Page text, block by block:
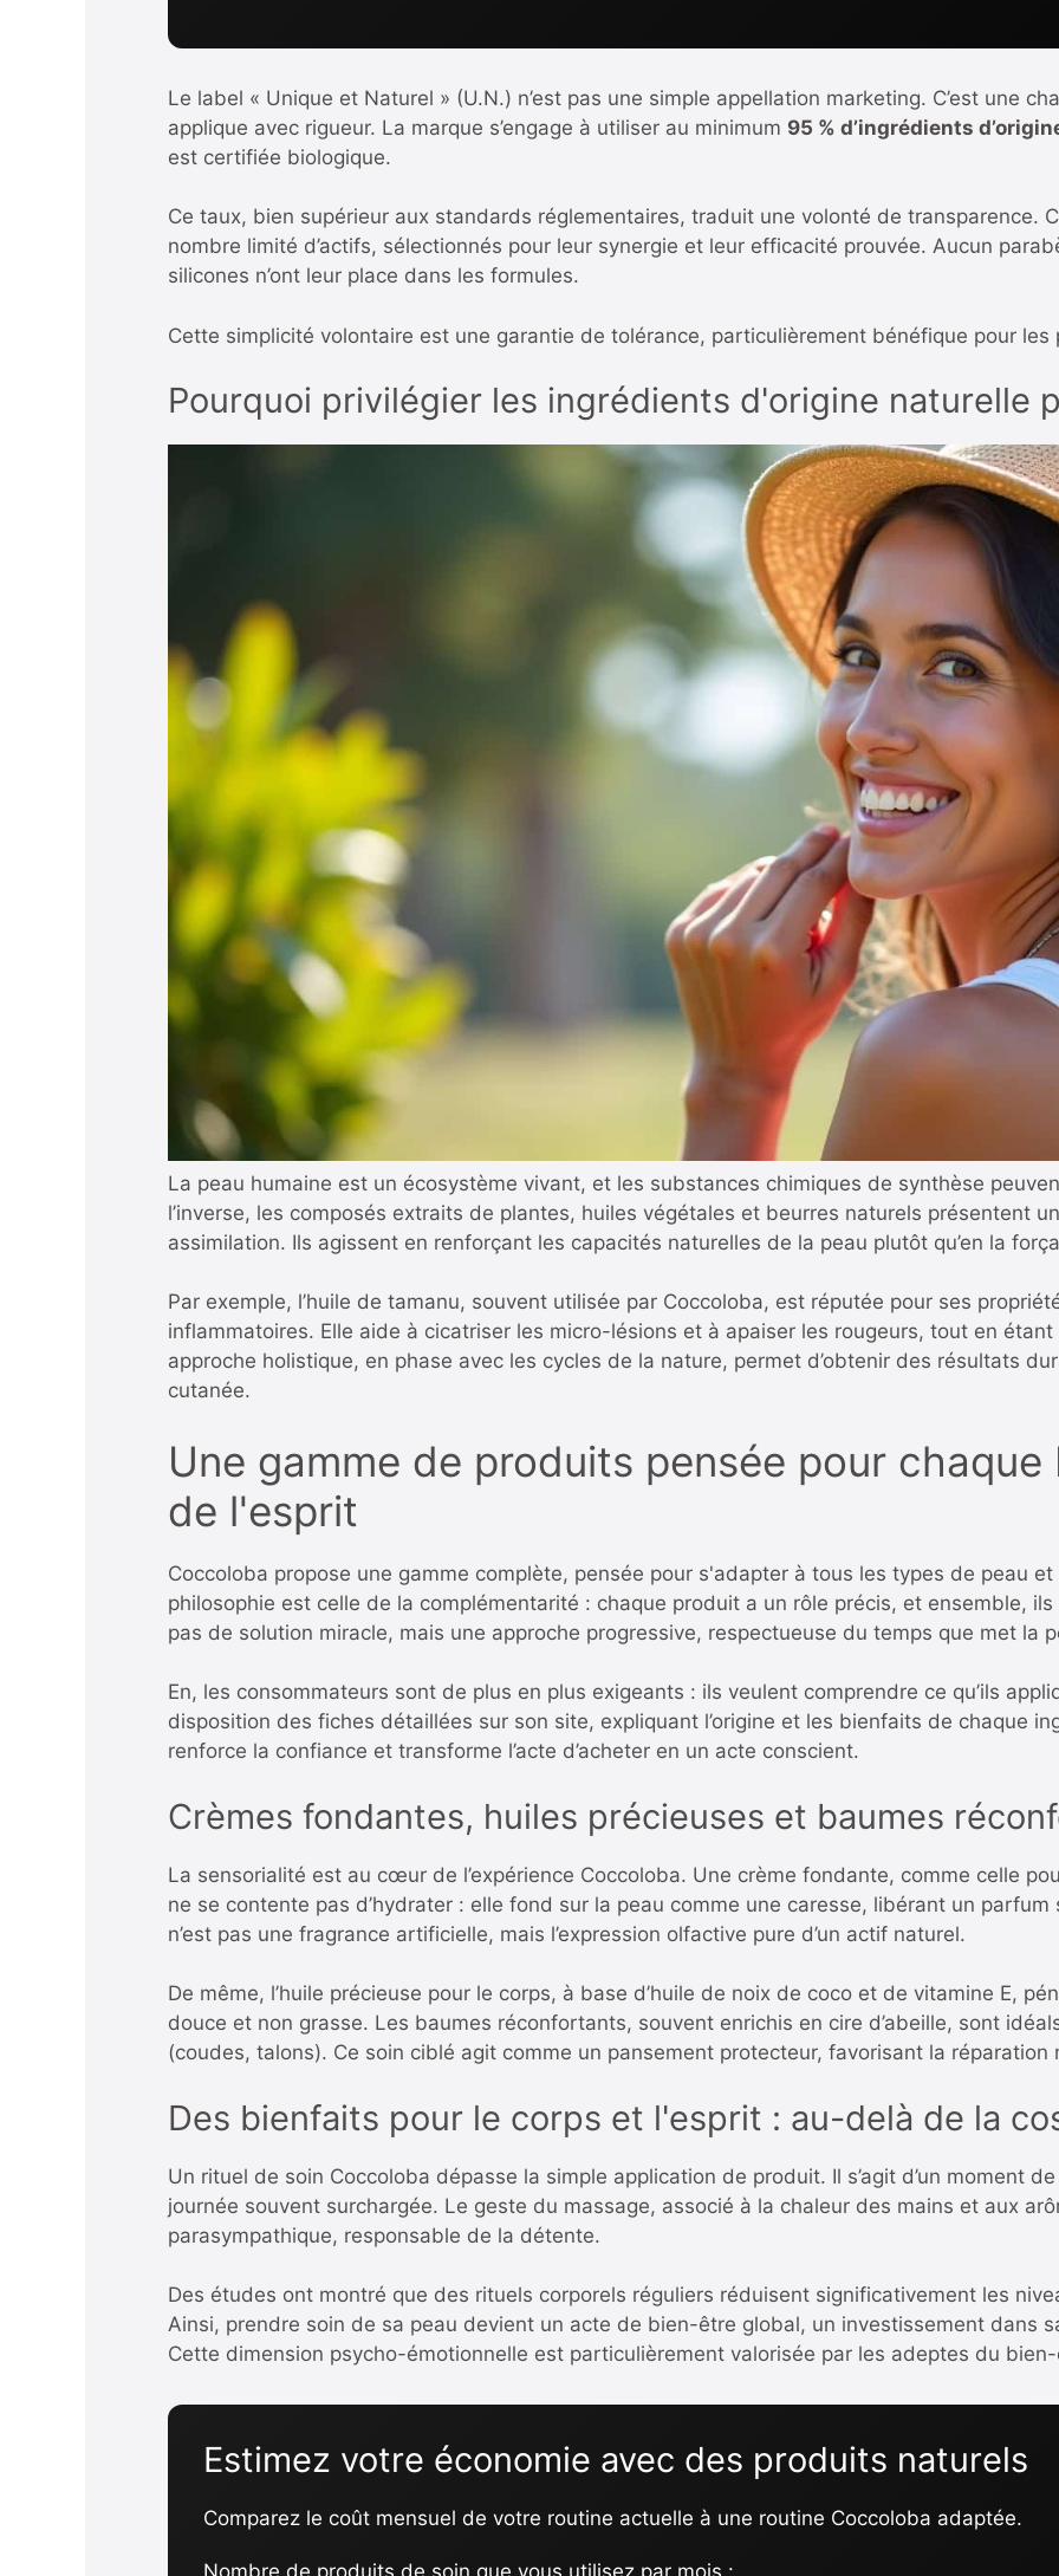
Le label « Unique et Naturel » (U.N.) n’est pas une simple appellation marketing. C’est une
applique avec rigueur. La marque s’engage à utiliser au minimum 95 % d’ingrédients
est certifiée biologique.
Ce taux, bien supérieur aux standards réglementaires, traduit une volonté de transparence.
nombre limité d’actifs, sélectionnés pour leur synergie et leur efficacité prouvée. Aucun
silicones n’ont leur place dans les formules.
Cette simplicité volontaire est une garantie de tolérance, particulièrement bénéfique pour les
Pourquoi privilégier les ingrédients d'origine naturelle
La peau humaine est un écosystème vivant, et les substances chimiques de synthèse
l’inverse, les composés extraits de plantes, huiles végétales et beurres naturels présentent
assimilation. Ils agissent en renforçant les capacités naturelles de la peau plutôt qu’en la
Par exemple, l’huile de tamanu, souvent utilisée par Coccoloba, est réputée pour ses
inflammatoires. Elle aide à cicatriser les micro-lésions et à apaiser les rougeurs, tout en étant
approche holistique, en phase avec les cycles de la nature, permet d’obtenir des résultats
cutanée.
Une gamme de produits pensée pour
de l'esprit
Coccoloba propose une gamme complète, pensée pour s'adapter à tous les types de peau
philosophie est celle de la complémentarité : chaque produit a un rôle précis, et ensemble,
pas de solution miracle, mais une approche progressive, respectueuse du temps que met la
En, les consommateurs sont de plus en plus exigeants : ils veulent comprendre ce qu’ils
disposition des fiches détaillées sur son site, expliquant l’origine et les bienfaits de chaque
renforce la confiance et transforme l’acte d’acheter en un acte conscient.
Crèmes fondantes, huiles précieuses et baumes
La sensorialité est au cœur de l’expérience Coccoloba. Une crème fondante, comme celle
ne se contente pas d’hydrater : elle fond sur la peau comme une caresse, libérant un
n’est pas une fragrance artificielle, mais l’expression olfactive pure d’un actif naturel.
De même, l’huile précieuse pour le corps, à base d’huile de noix de coco et de vitamine E,
douce et non grasse. Les baumes réconfortants, souvent enrichis en cire d’abeille, sont
(coudes, talons). Ce soin ciblé agit comme un pansement protecteur, favorisant la réparation
Des bienfaits pour le corps et l'esprit : au-delà de la
Un rituel de soin Coccoloba dépasse la simple application de produit. Il s’agit d’un moment
journée souvent surchargée. Le geste du massage, associé à la chaleur des mains et aux
parasympathique, responsable de la détente.
Des études ont montré que des rituels corporels réguliers réduisent significativement les
Ainsi, prendre soin de sa peau devient un acte de bien-être global, un investissement dans
Cette dimension psycho-émotionnelle est particulièrement valorisée par les adeptes du
Estimez votre économie avec des produits naturels
Comparez le coût mensuel de votre routine actuelle à une routine Coccoloba adaptée.